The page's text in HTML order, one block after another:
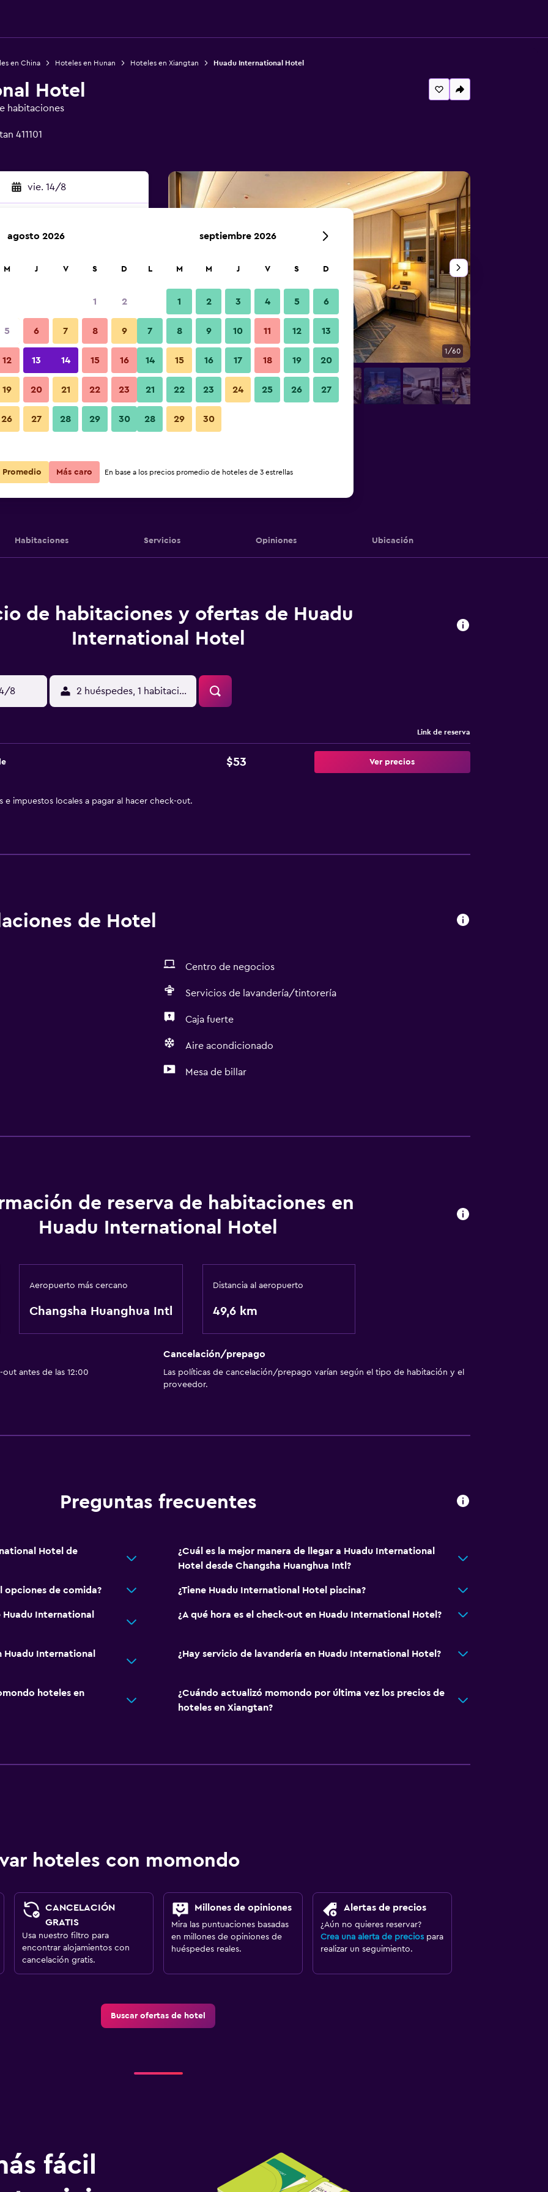
en China Hoteles en Hunan Hoteles en Xiangtan Huadu International Hotel
Hotel
habitaciones
411101
vie. 14/8
barata de precio por noche
Total noche
$53 Ver oferta
Habitación 1/60
Fotos
Habitaciones Servicios Opiniones Ubicación
de habitaciones y ofertas de Huadu
International Hotel
8 2 huéspedes, 1 habitación
Link de reserva
$53 Ver precios
e impuestos locales a pagar al hacer check-out.
de Hotel
Centro de negocios
Servicios de lavandería/tintorería
Caja fuerte
Aire acondicionado
Mesa de billar
Servicio de habitaciones
Ascensor
Espacio de almacenamiento
Aire acondicionado
de reserva de habitaciones en
Huadu International Hotel
Aeropuerto más cercano
Changsha Huanghua Intl
Distancia al aeropuerto
49,6 km
antes de las 12:00
Cancelación/prepago
Las políticas de cancelación/prepago varían según el tipo de habitación y el
proveedor.
Preguntas frecuentes
Hotel de
¿Cuál es la mejor manera de llegar a Huadu International
Hotel desde Changsha Huanghua Intl?
opciones de comida? ¿Tiene Huadu International Hotel piscina?
International
¿A qué hora es el check-out en Huadu International Hotel?
Huadu International
¿Hay servicio de lavandería en Huadu International Hotel?
hoteles en
¿Cuándo actualizó momondo por última vez los precios de
hoteles en Xiangtan?
hoteles con momondo
CANCELACIÓN
GRATIS
Usa nuestro filtro para
encontrar alojamientos con
cancelación gratis.
Millones de opiniones
Mira las puntuaciones basadas
en millones de opiniones de
huéspedes reales.
Alertas de precios
¿Aún no quieres reservar?
Crea una alerta de preciospara
realizar un seguimiento.
Buscar ofertas de hotel
fácil
agosto 2026
M J V S D
1 2
5 6 7 8 9
12 13 14 15 16
19 20 21 22 23
26 27 28 29 30
septiembre 2026
L M M J V S D
1 2 3 4 5 6
7 8 9 10 11 12 13
14 15 16 17 18 19 20
21 22 23 24 25 26 27
28 29 30
Promedio Más caro En base a los precios promedio de hoteles de 3 estrellas